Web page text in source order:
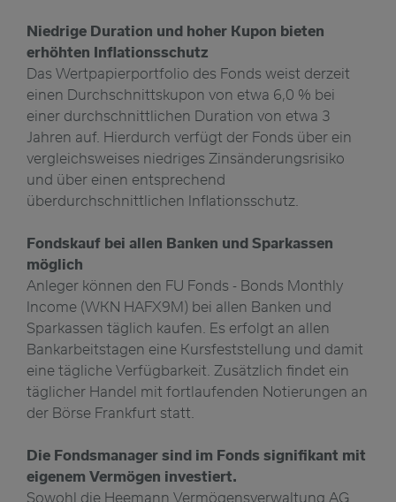
Niedrige Duration und hoher Kupon bieten
erhöhten Inflationsschutz
Das Wertpapierportfolio des Fonds weist derzeit
einen Durchschnittskupon von etwa 6,0 % bei
einer durchschnittlichen Duration von etwa 3
Jahren auf. Hierdurch verfügt der Fonds über ein
vergleichsweises niedriges Zinsänderungsrisiko
und über einen entsprechend
überdurchschnittlichen Inflationsschutz.
Fondskauf bei allen Banken und Sparkassen
möglich
Anleger können den FU Fonds - Bonds Monthly
Income (WKN HAFX9M) bei allen Banken und
Sparkassen täglich kaufen. Es erfolgt an allen
Bankarbeitstagen eine Kursfeststellung und damit
eine tägliche Verfügbarkeit. Zusätzlich findet ein
täglicher Handel mit fortlaufenden Notierungen an
der Börse Frankfurt statt.
Die Fondsmanager sind im Fonds signifikant mit
eigenem Vermögen investiert.
Sowohl die Heemann Vermögensverwaltung AG